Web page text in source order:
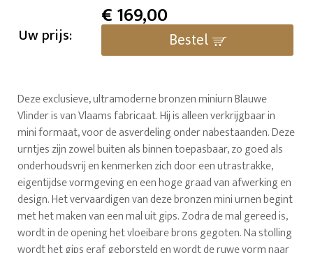
Uw prijs:
€169,00
Bestel
Deze exclusieve, ultramoderne bronzen miniurn Blauwe
Vlinder is van Vlaams fabricaat. Hij is alleen verkrijgbaar in
mini formaat, voor de asverdeling onder nabestaanden. Deze
urntjes zijn zowel buiten als binnen toepasbaar, zo goed als
onderhoudsvrij en kenmerken zich door een utrastrakke,
eigentijdse vormgeving en een hoge graad van afwerking en
design. Het vervaardigen van deze bronzen mini urnen begint
met het maken van een mal uit gips. Zodra de mal gereed is,
wordt in de opening het vloeibare brons gegoten. Na stolling